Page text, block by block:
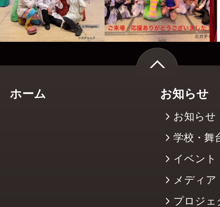
ホーム お知らせ
お知らせ
学校・舞
イベント
メディア
プロジェ